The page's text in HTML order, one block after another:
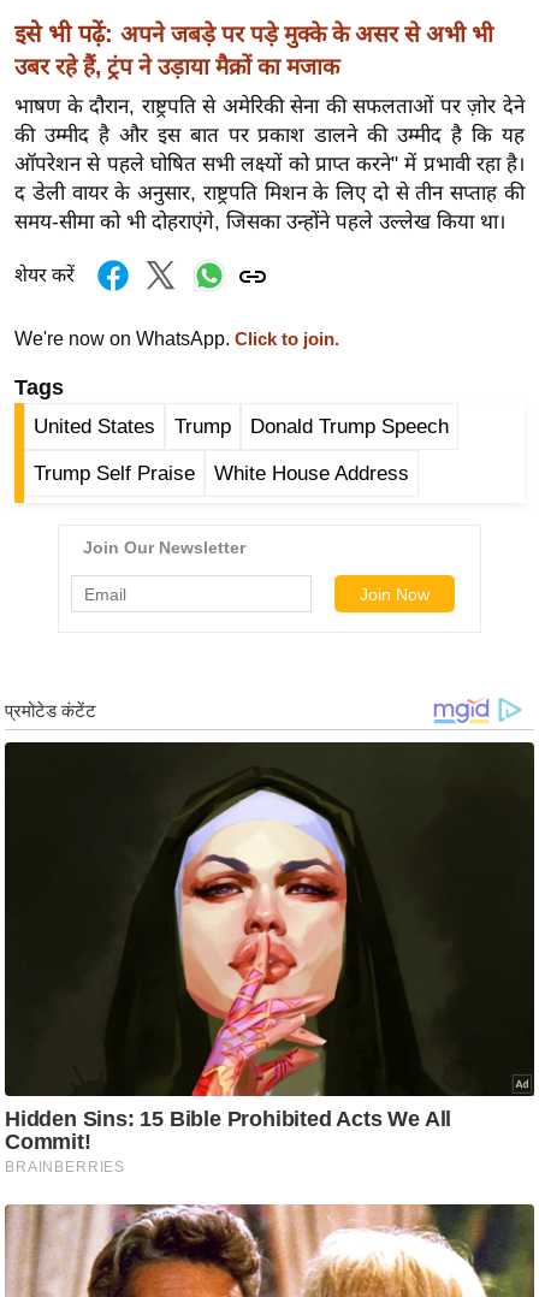
त्य
ज
ग
त
ऑ
टो
व
न्यू
ब्री
नो
रं
ली
वु
r
e
k
i
n
इसे भी पढ़ें: अपने जबड़े पर पड़े मुक्के के असर से अभी भी
उबर रहे हैं, ट्रंप ने उड़ाया मैक्रों का मजाक
भाषण के दौरान, राष्ट्रपति से अमेरिकी सेना की सफलताओं पर ज़ोर देने
की उम्मीद है और इस बात पर प्रकाश डालने की उम्मीद है कि यह
ऑपरेशन से पहले घोषित सभी लक्ष्यों को प्राप्त करने" में प्रभावी रहा है।
द डेली वायर के अनुसार, राष्ट्रपति मिशन के लिए दो से तीन सप्ताह की
समय-सीमा को भी दोहराएंगे, जिसका उन्होंने पहले उल्लेख किया था।
शेयर करें
We're now on WhatsApp. Click to join.
Tags
United States Trump Donald Trump Speech
Trump Self Praise White House Address